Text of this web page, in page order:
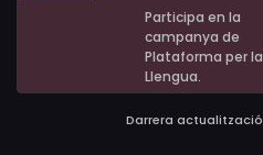
Participa en la
campanya de
Plataforma per la
Llengua.
Darrera